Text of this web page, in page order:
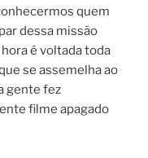
quem
dessa missão
é voltada toda
se assemelha ao
gente fez
filme apagado